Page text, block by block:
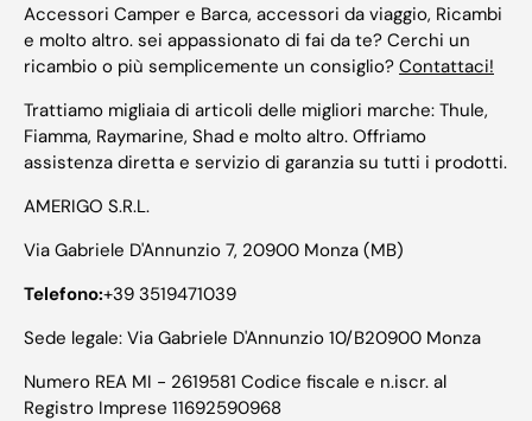
Accessori Camper e Barca, accessori da viaggio, Ricambi
e molto altro. sei appassionato di fai da te? Cerchi un
ricambio o più semplicemente un consiglio? Contattaci!
Trattiamo migliaia di articoli delle migliori marche: Thule,
Fiamma, Raymarine, Shad e molto altro. Offriamo
assistenza diretta e servizio di garanzia su tutti i prodotti.
AMERIGO S.R.L.
Via Gabriele D'Annunzio 7, 20900 Monza (MB)
Telefono:+39 3519471039
Sede legale: Via Gabriele D'Annunzio 10/B20900 Monza
Numero REA MI - 2619581 Codice fiscale e n.iscr. al
Registro Imprese 11692590968